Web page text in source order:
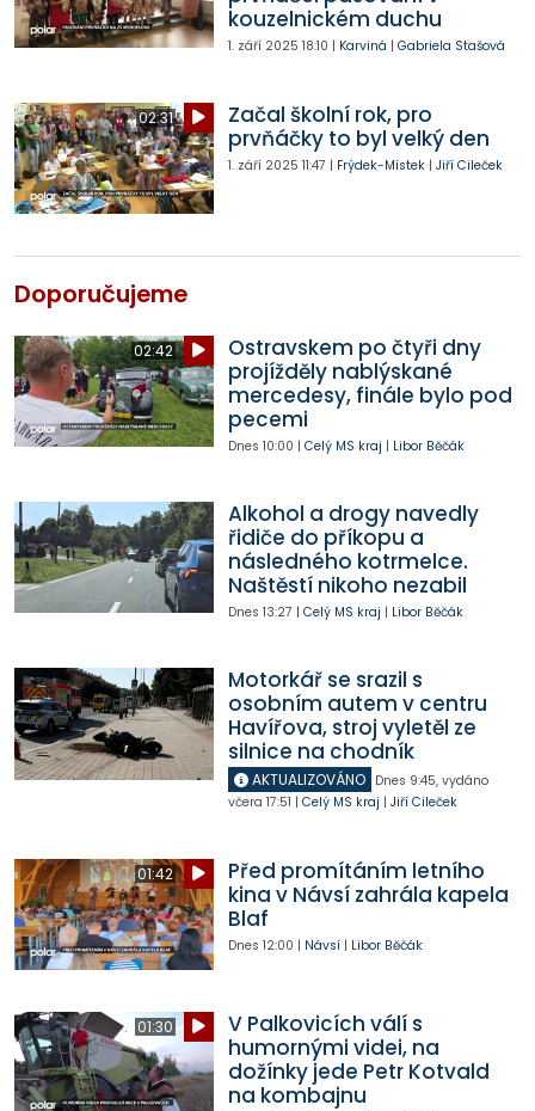
kouzelnickém duchu
1. září 2025 18:10 | Karviná | Gabriela Stašová
02:31
Začal školní rok, pro
prvňáčky to byl velký den
1. září 2025 11:47 | Frýdek-Místek| Jiří Cileček
Doporučujeme
02:42
Ostravskem po čtyři dny
projížděly nablýskané
mercedesy, finále bylo pod
pecemi
Dnes 10:00 | Celý MS kraj | Libor Běčák
Alkohol a drogy navedly
řidiče do příkopu a
následného kotrmelce.
Naštěstí nikoho nezabil
Dnes 13:27 | Celý MS kraj | Libor Běčák
Motorkář se srazil s
osobním autem v centru
Havířova, stroj vyletěl ze
silnice na chodník
AKTUALIZOVÁNO Dnes 9:45, vydáno
včera 17:51 | Celý MS kraj | Jiří Cileček
01:42
Před promítáním letního
kina v Návsí zahrála kapela
Blaf
Dnes 12:00 | Návsí| Libor Běčák
01:30
V Palkovicích válí s
humornými videi, na
dožínky jede Petr Kotvald
na kombajnu